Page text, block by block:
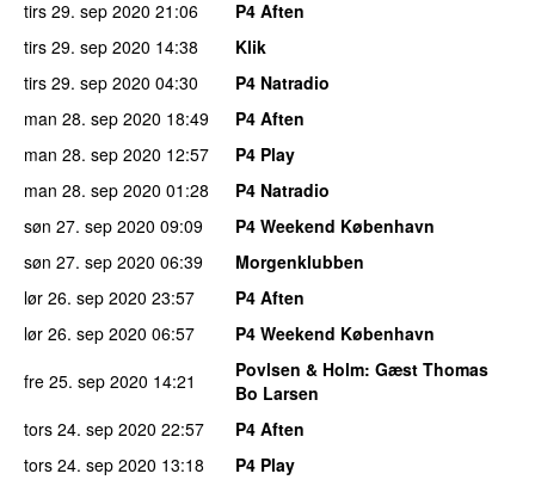
tirs 29. sep 2020 21:06
P4 Aften
tirs 29. sep 2020 14:38
Klik
tirs 29. sep 2020 04:30
P4 Natradio
man 28. sep 2020 18:49
P4 Aften
man 28. sep 2020 12:57
P4 Play
man 28. sep 2020 01:28
P4 Natradio
søn 27. sep 2020 09:09
P4 Weekend København
søn 27. sep 2020 06:39
Morgenklubben
lør 26. sep 2020 23:57
P4 Aften
lør 26. sep 2020 06:57
P4 Weekend København
fre 25. sep 2020 14:21 Povlsen & Holm: Gæst Thomas
Bo Larsen
tors 24. sep 2020 22:57
P4 Aften
tors 24. sep 2020 13:18
P4 Play